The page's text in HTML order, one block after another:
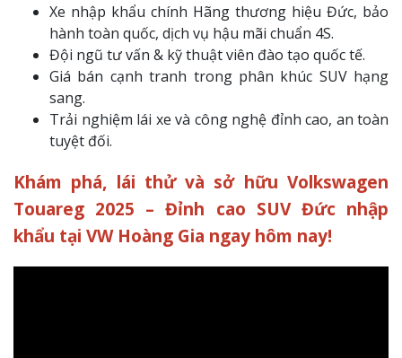
Xe nhập khẩu chính Hãng thương hiệu Đức, bảo
hành toàn quốc, dịch vụ hậu mãi chuẩn 4S.
Đội ngũ tư vấn & kỹ thuật viên đào tạo quốc tế.
Giá bán cạnh tranh trong phân khúc SUV hạng
sang.
Trải nghiệm lái xe và công nghệ đỉnh cao, an toàn
tuyệt đối.
Khám phá, lái thử và sở hữu Volkswagen
Touareg 2025 – Đỉnh cao SUV Đức nhập
khẩu tại VW Hoàng Gia ngay hôm nay!